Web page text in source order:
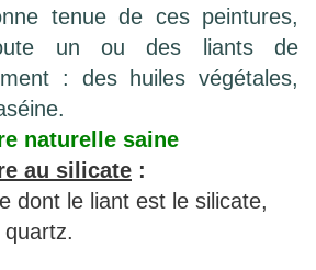
tenue de ces peintures,
un ou des liants de
: des huiles végétales,
naturelle saine
au silicate :
dont le liant est le silicate,